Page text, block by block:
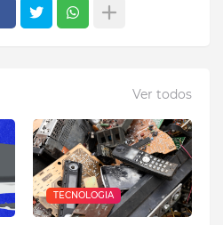
Ver todos
TECNOLOGIA